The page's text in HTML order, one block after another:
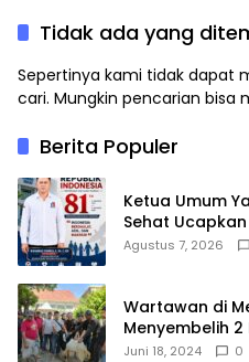
Tidak ada yang
Sepertinya kami tidak dapat
cari. Mungkin pencarian bisa
Berita Populer
Ketua Umum
Sehat
Agustus 7, 2026
Wartawan di
Menyembelih 2
Juni 18, 2024 0